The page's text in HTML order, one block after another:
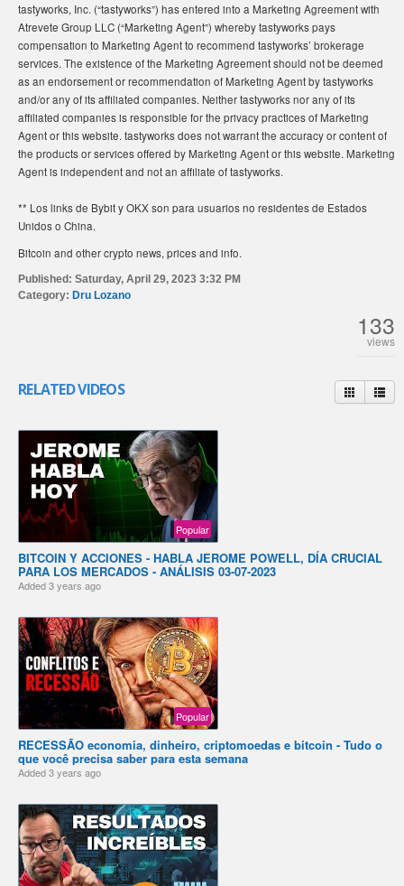
tastyworks, Inc. (“tastyworks”) has entered into a Marketing Agreement with
Atrevete Group LLC (“Marketing Agent”) whereby tastyworks pays
compensation to Marketing Agent to recommend tastyworks’ brokerage
services. The existence of the Marketing Agreement should not be deemed
as an endorsement or recommendation of Marketing Agent by tastyworks
and/or any of its affiliated companies. Neither tastyworks nor any of its
affiliated companies is responsible for the privacy practices of Marketing
Agent or this website. tastyworks does not warrant the accuracy or content of
the products or services offered by Marketing Agent or this website. Marketing
Agent is independent and not an affiliate of tastyworks.
** Los links de Bybit y OKX son para usuarios no residentes de Estados
Unidos o China.
Bitcoin and other crypto news, prices and info.
Published: Saturday, April 29, 2023 3:32 PM
Category: Dru Lozano
133
views
RELATED VIDEOS
Popular
BITCOIN Y ACCIONES - HABLA JEROME POWELL, DÍA CRUCIAL
PARA LOS MERCADOS - ANÁLISIS 03-07-2023
Added3 years ago
Popular
RECESSÃO economia, dinheiro, criptomoedas e bitcoin - Tudo o
que você precisa saber para esta semana
Added3 years ago